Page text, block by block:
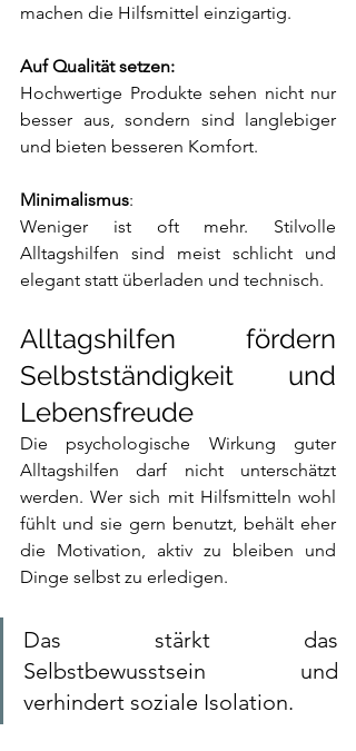
machen die Hilfsmittel einzigartig.
Auf Qualität setzen:
Hochwertige Produkte sehen nicht nur
besser aus, sondern sind langlebiger
und bieten besseren Komfort.
Minimalismus:
Weniger ist oft mehr. Stilvolle
Alltagshilfen sind meist schlicht und
elegant statt überladen und technisch.
Alltagshilfen fördern
Selbstständigkeit und
Lebensfreude
Die psychologische Wirkung guter
Alltagshilfen darf nicht unterschätzt
werden. Wer sich mit Hilfsmitteln wohl
fühlt und sie gern benutzt, behält eher
die Motivation, aktiv zu bleiben und
Dinge selbst zu erledigen.
Das stärkt das
Selbstbewusstsein und
verhindert soziale Isolation.